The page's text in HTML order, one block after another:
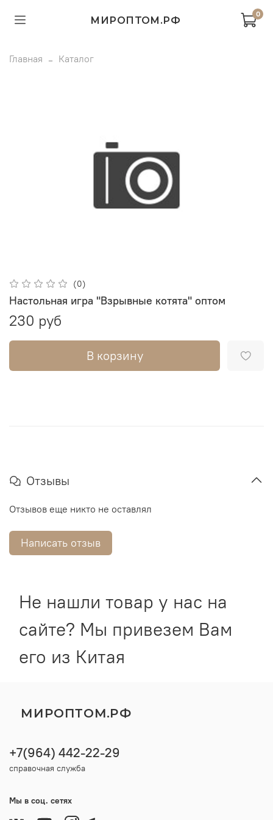
МИРОПТОМ.РФ
0
Главная Каталог
(0)
Настольная игра "Взрывные котята" оптом
230 руб
В корзину
Отзывы
Отзывов еще никто не оставлял
Написать отзыв
Не нашли товар у нас на
сайте? Мы привезем Вам
его из Китая
МИРОПТОМ.РФ
+7(964) 442-22-29
справочная служба
Мы в соц. сетях